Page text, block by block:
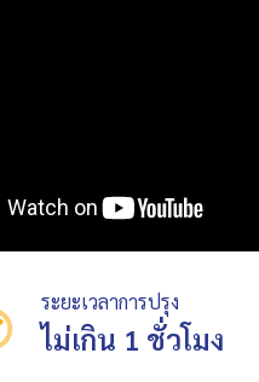
ระยะเวลาการปรุง
ไม่เกิน 1 ชั่วโมง